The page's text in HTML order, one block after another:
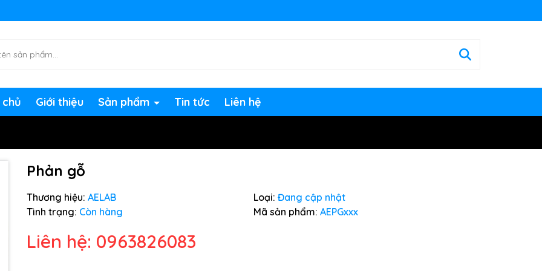
chờ đợi bạn
Giới thiệu Sản phẩm Tin tức Liên hệ
Phản gỗ
Thương hiệu: AELAB Loại: Đang cập nhật
Tình trạng: Còn hàng Mã sản phẩm: AEPGxxx
Liên hệ: 0963826083